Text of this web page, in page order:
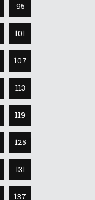
95
101
107
113
119
125
131
137